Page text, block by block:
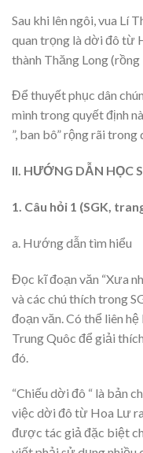
Sau khi lên ngôi, vua Lí
quan trọng là dời đô từ
thành Thăng Long (rồng
Để thuyết phục dân
mình trong quyết định
”, ban bô” rộng rãi trong
II. HƯỚNG DẪN HỌC
1. Câu hỏi 1 (SGK,
a. Hướng dẫn tìm hiểu
Đọc kĩ đoạn văn “Xưa
và các chú thích trong
đoạn văn. Có thể liên
Trung Quôc để giải
đó.
“Chiếu dời đô “ là bản
việc dời đô từ Hoa Lư
được tác giả đặc biệt